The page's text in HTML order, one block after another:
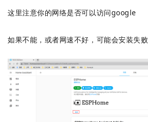
这里注意你的网络是否可以访问google
如果不能，或者网速不好，可能会安装失败